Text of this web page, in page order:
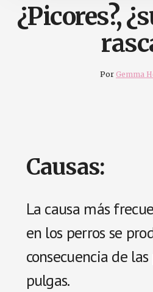
¿Picores?,
Por Gemma
Causas:
La causa más
en los perros se
consecuencia de
pulgas.